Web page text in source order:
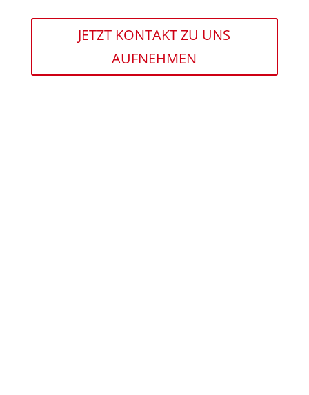
JETZT KONTAKT ZU UNS
AUFNEHMEN